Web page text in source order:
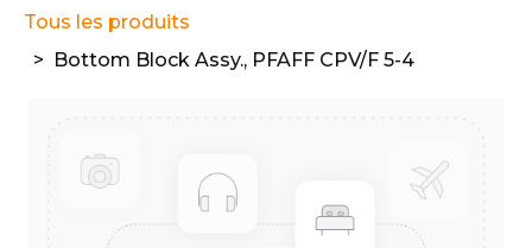
Tous les produits
Bottom Block Assy., PFAFF CPV/F 5-4